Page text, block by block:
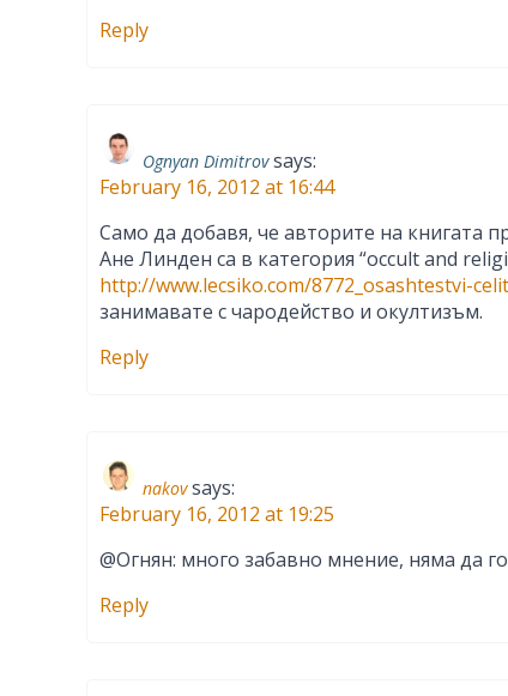
Reply
Ognyan Dimitrov says:
February 16, 2012 at 16:44
Само да добавя, че авторите на книгата
Ане Линден са в категория “occult and
http://www.lecsiko.com/8772_osashtestvi-
занимавате с чародейство и окултизъм.
Reply
nakov says:
February 16, 2012 at 19:25
@Огнян: много забавно мнение, няма да
Reply